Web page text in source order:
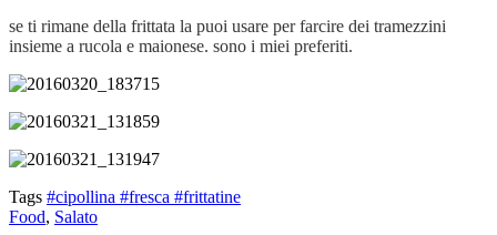
se ti rimane della frittata la puoi usare per farcire dei tramezzini
insieme a rucola e maionese. sono i miei preferiti.
Tags #cipollina #fresca #frittatine
Food, Salato